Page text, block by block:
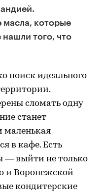
масла, которые
того, что
поиск идеального
сломать одну
станет
маленькая
в кафе. Есть
— выйти не только
и Воронежской
кондитерские